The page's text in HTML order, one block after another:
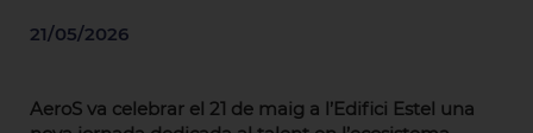
21/05/2026
AeroS va celebrar el 21 de maig a l’Edifici Estel una